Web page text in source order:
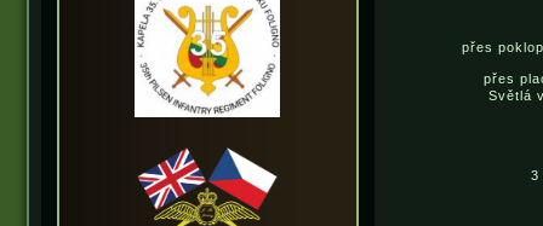
přes
přes
Světlá
3